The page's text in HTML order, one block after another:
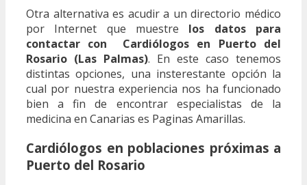
Otra alternativa es acudir a un directorio médico
por Internet que muestre los datos para
contactar con Cardiólogos en Puerto del
Rosario (Las Palmas). En este caso tenemos
distintas opciones, una insterestante opción la
cual por nuestra experiencia nos ha funcionado
bien a fin de encontrar especialistas de la
medicina en Canarias es Paginas Amarillas.
Cardiólogos en poblaciones próximas a
Puerto del Rosario